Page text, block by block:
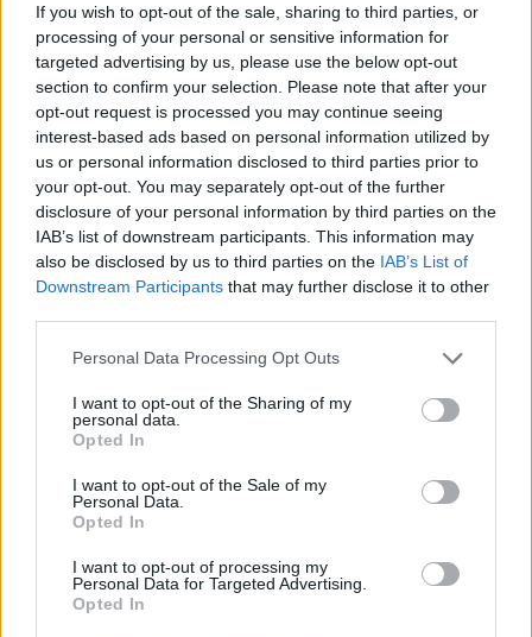
If you wish to opt-out of the sale, sharing to third parties, or
processing of your personal or sensitive information for
targeted advertising by us, please use the below opt-out
section to confirm your selection. Please note that after your
opt-out request is processed you may continue seeing
interest-based ads based on personal information utilized by
us or personal information disclosed to third parties prior to
your opt-out. You may separately opt-out of the further
disclosure of your personal information by third parties on the
IAB’s list of downstream participants. This information may
also be disclosed by us to third parties on the IAB’s List of
Downstream Participants that may further disclose it to other
Please note that this website/app uses one or more Google
not limited to your visit or usage behaviour. You may click to
grant or deny consent to Google and its third-party tags to
use your data for below specified purposes in below Google
consent section.
Personal Data Processing Opt Outs
I want to opt-out of the Sharing of my
personal data.
Opted In
I want to opt-out of the Sale of my
Personal Data.
Opted In
I want to opt-out of processing my
Personal Data for Targeted Advertising.
Opted In
Nézd meg a Rettenthetetlent! (1995)
aronrunning•2015. július 08.
William Wallace (Mel Gibson) hosszú távollét után
tér haza skóciába, hogy békésen letelepedjen, ám
visszatérve keserűen tapasztalja, hogy népe
továbbra is az angolok kegyetlen attricitásainak van
kitéve, így a kezdeti viszakozást követően a skót
felkelők élére áll, és I.…